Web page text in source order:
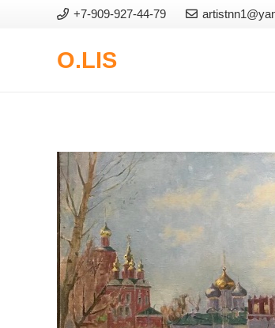
+7-909-927-44-79
O.LIS